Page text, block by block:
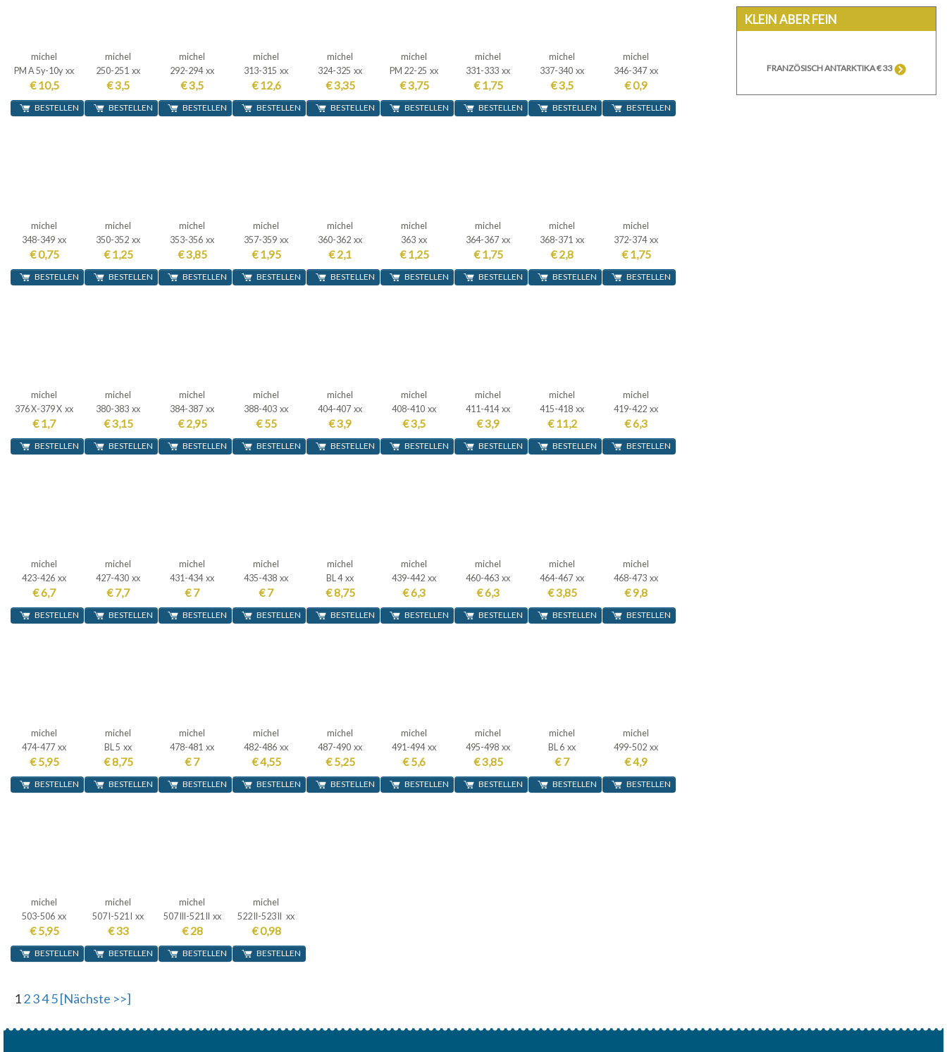
michel
PM A 5y-10y xx
€ 10,5
BESTELLEN
michel
250-251 xx
€ 3,5
BESTELLEN
michel
292-294 xx
€ 3,5
BESTELLEN
michel
313-315 xx
€ 12,6
BESTELLEN
michel
324-325 xx
€ 3,35
BESTELLEN
michel
PM 22-25 xx
€ 3,75
BESTELLEN
michel
331-333 xx
€ 1,75
BESTELLEN
michel
337-340 xx
€ 3,5
BESTELLEN
michel
346-347 xx
€ 0,9
BESTELLEN
michel
348-349 xx
€ 0,75
BESTELLEN
michel
350-352 xx
€ 1,25
BESTELLEN
michel
353-356 xx
€ 3,85
BESTELLEN
michel
357-359 xx
€ 1,95
BESTELLEN
michel
360-362 xx
€ 2,1
BESTELLEN
michel
363 xx
€ 1,25
BESTELLEN
michel
364-367 xx
€ 1,75
BESTELLEN
michel
368-371 xx
€ 2,8
BESTELLEN
michel
372-374 xx
€ 1,75
BESTELLEN
michel
376 X-379 X xx
€ 1,7
BESTELLEN
michel
380-383 xx
€ 3,15
BESTELLEN
michel
384-387 xx
€ 2,95
BESTELLEN
michel
388-403 xx
€ 55
BESTELLEN
michel
404-407 xx
€ 3,9
BESTELLEN
michel
408-410 xx
€ 3,5
BESTELLEN
michel
411-414 xx
€ 3,9
BESTELLEN
michel
415-418 xx
€ 11,2
BESTELLEN
michel
419-422 xx
€ 6,3
BESTELLEN
michel
423-426 xx
€ 6,7
BESTELLEN
michel
427-430 xx
€ 7,7
BESTELLEN
michel
431-434 xx
€ 7
BESTELLEN
michel
435-438 xx
€ 7
BESTELLEN
michel
BL 4 xx
€ 8,75
BESTELLEN
michel
439-442 xx
€ 6,3
BESTELLEN
michel
460-463 xx
€ 6,3
BESTELLEN
michel
464-467 xx
€ 3,85
BESTELLEN
michel
468-473 xx
€ 9,8
BESTELLEN
michel
474-477 xx
€ 5,95
BESTELLEN
michel
BL 5 xx
€ 8,75
BESTELLEN
michel
478-481 xx
€ 7
BESTELLEN
michel
482-486 xx
€ 4,55
BESTELLEN
michel
487-490 xx
€ 5,25
BESTELLEN
michel
491-494 xx
€ 5,6
BESTELLEN
michel
495-498 xx
€ 3,85
BESTELLEN
michel
BL 6 xx
€ 7
BESTELLEN
michel
499-502 xx
€ 4,9
BESTELLEN
michel
503-506 xx
€ 5,95
BESTELLEN
michel
507 I-521 I xx
€ 33
BESTELLEN
michel
507 III-521 II xx
€ 28
BESTELLEN
michel
522 II-523 II xx
€ 0,98
BESTELLEN
12345[Nächste >>]
KLEIN ABER FEIN
FRANZÖSISCH ANTARKTIKA € 33